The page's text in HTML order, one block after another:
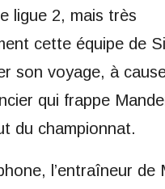
ligue 2, mais très
cette équipe de
son voyage, à cause
qui frappe
du championnat.
l’entraîneur de